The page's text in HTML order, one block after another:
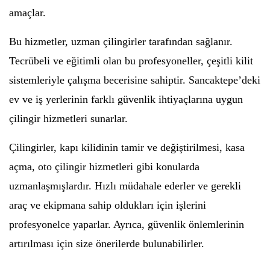
amaçlar.
Bu hizmetler, uzman çilingirler tarafından sağlanır.
Tecrübeli ve eğitimli olan bu profesyoneller, çeşitli kilit
sistemleriyle çalışma becerisine sahiptir. Sancaktepe’deki
ev ve iş yerlerinin farklı güvenlik ihtiyaçlarına uygun
çilingir hizmetleri sunarlar.
Çilingirler, kapı kilidinin tamir ve değiştirilmesi, kasa
açma, oto çilingir hizmetleri gibi konularda
uzmanlaşmışlardır. Hızlı müdahale ederler ve gerekli
araç ve ekipmana sahip oldukları için işlerini
profesyonelce yaparlar. Ayrıca, güvenlik önlemlerinin
artırılması için size önerilerde bulunabilirler.